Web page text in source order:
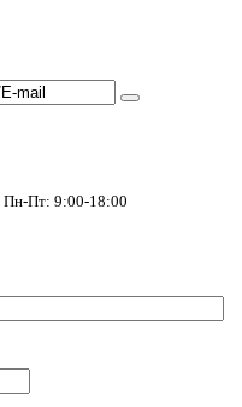
Пн-Пт: 9:00-18:00